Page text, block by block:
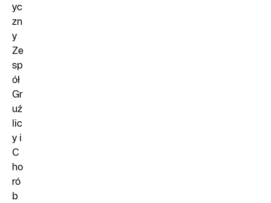
yc
zn
y
Ze
sp
ół
Gr
uź
lic
y i
C
ho
ró
b